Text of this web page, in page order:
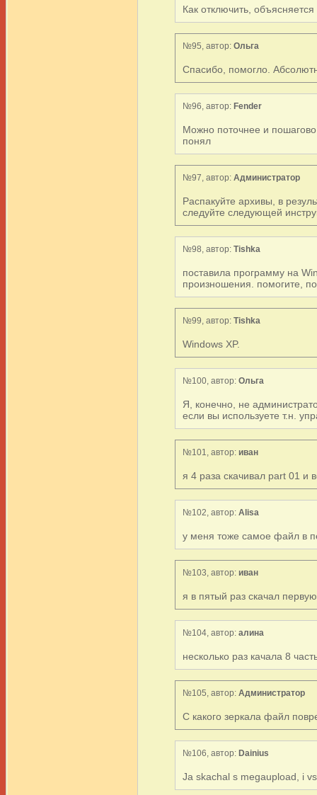
Как отключить,
№95, автор: Ольга
Спасибо, помогло.
№96, автор: Fender
Можно поточнее и пошагово
понял
№97, автор: Администратор
Распакуйте архивы, в
следуйте следующей
№98, автор: Tishka
поставила программу на
произношения. помогите,
№99, автор: Tishka
Windows XP.
№100, автор: Ольга
Я, конечно, не
если вы используете т.н.
№101, автор: иван
я 4 раза скачивал part 01 и
№102, автор: Alisa
у меня тоже самое файл в
№103, автор: иван
я в пятый раз скачал
№104, автор: алина
несколько раз качала 8
№105, автор: Администратор
С какого зеркала файл
№106, автор: Dainius
Ja skachal s megaupload, i